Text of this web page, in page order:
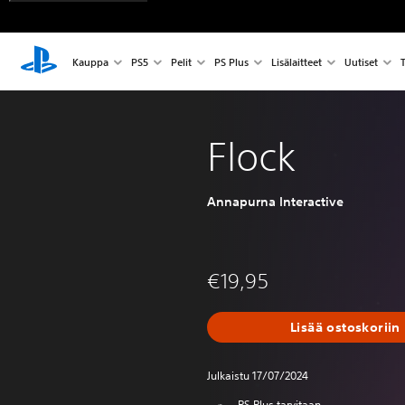
Kauppa PS5 Pelit PS Plus Lisälaitteet Uutiset
Flock
Annapurna Interactive
€19,95
Lisää ostoskoriin
Julkaistu 17/07/2024